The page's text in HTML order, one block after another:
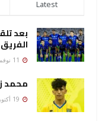
Latest
بعد
الفريق
محمد